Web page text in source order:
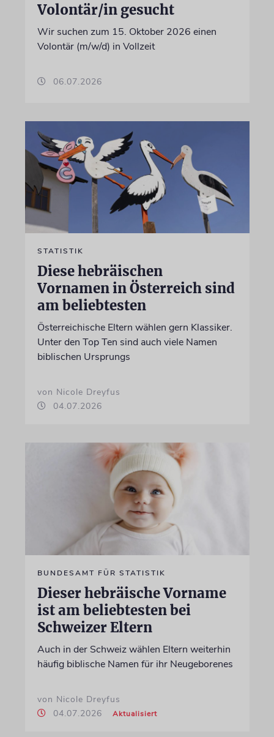
Volontär/in gesucht
Wir suchen zum 15. Oktober 2026 einen
Volontär (m/w/d) in Vollzeit
06.07.2026
STATISTIK
Diese hebräischen
Vornamen in Österreich sind
am beliebtesten
Österreichische Eltern wählen gern Klassiker.
Unter den Top Ten sind auch viele Namen
biblischen Ursprungs
von Nicole Dreyfus
04.07.2026
BUNDESAMT FÜR STATISTIK
Dieser hebräische Vorname
ist am beliebtesten bei
Schweizer Eltern
Auch in der Schweiz wählen Eltern weiterhin
häufig biblische Namen für ihr Neugeborenes
von Nicole Dreyfus
04.07.2026
Aktualisiert